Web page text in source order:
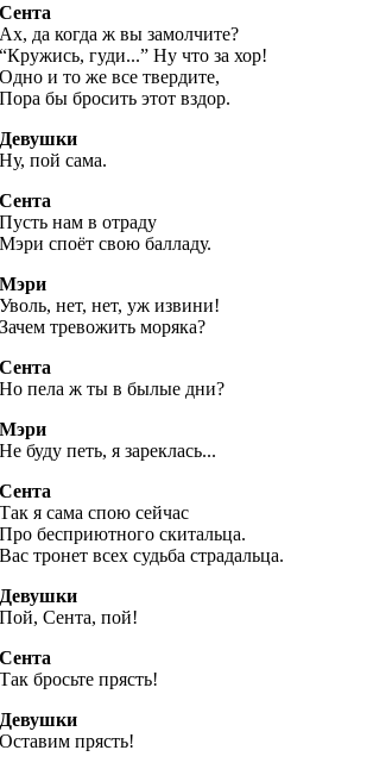
Сента
Ах, да когда ж вы замолчите?
“Кружись, гуди...” Ну что за хор!
Одно и то же все твердите,
Пора бы бросить этот вздор.
Девушки
Ну, пой сама.
Сента
Пусть нам в отраду
Мэри споёт свою балладу.
Мэри
Уволь, нет, нет, уж извини!
Зачем тревожить моряка?
Сента
Но пела ж ты в былые дни?
Мэри
Не буду петь, я зареклась...
Сента
Так я сама спою сейчас
Про бесприютного скитальца.
Вас тронет всех судьба страдальца.
Девушки
Пой, Сента, пой!
Сента
Так бросьте прясть!
Девушки
Оставим прясть!